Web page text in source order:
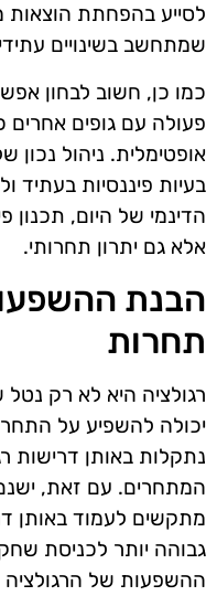
לסייע בהפחתת הוצאות
שמתחשב בשינויים
כמו כן, חשוב לבחון
פעולה עם גופים אחרים
אופטימלית. ניהול נכון
בעיות פיננסיות בעתיד
הדינמי של היום, תכנון
אלא גם יתרון תחרותי.
הבנת
תחרות
רגולציה היא לא רק
יכולה להשפיע על
נתקלות באותן דרישות
המתחרים. עם זאת,
מתקשים לעמוד באותן
גבוהה יותר לכניסת
ההשפעות של הרגולציה